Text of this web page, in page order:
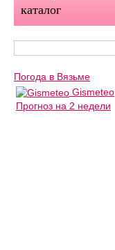
каталог
Погода в Вязьме
Gismeteo
Прогноз на 2 недели